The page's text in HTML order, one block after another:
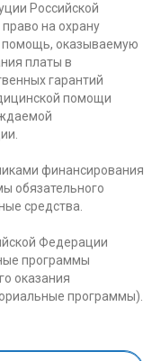
Российской
на охрану
помощь, оказываемую
платы в
гарантий
помощи
финансирования
обязательного
средства.
Федерации
программы
оказания
программы).